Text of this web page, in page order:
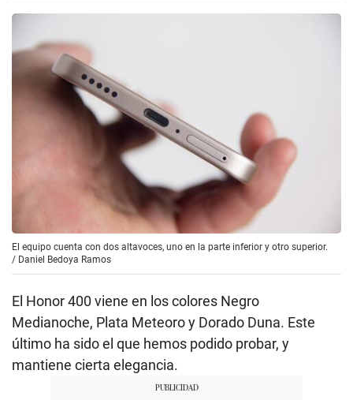
El equipo cuenta con dos altavoces, uno en la parte inferior y otro superior.
/ Daniel Bedoya Ramos
El Honor 400 viene en los colores Negro
Medianoche, Plata Meteoro y Dorado Duna. Este
último ha sido el que hemos podido probar, y
mantiene cierta elegancia.